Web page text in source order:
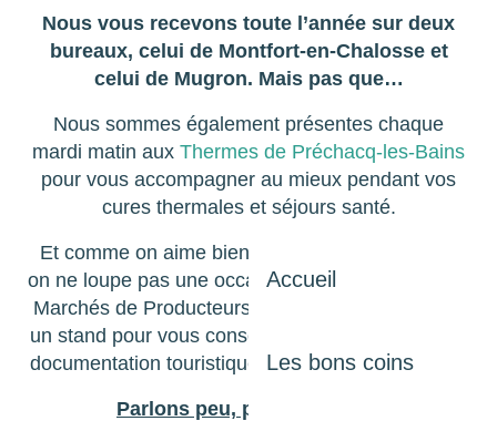
Accueil
Les bons coins
Nous vous recevons toute l’année sur deux
bureaux, celui de Montfort-en-Chalosse et
celui de Mugron. Mais pas que…
Nous sommes également présentes chaque
mardi matin aux Thermes de Préchacq-les-Bains
pour vous accompagner au mieux pendant vos
cures thermales et séjours santé.
Et comme on aime bien également faire la fête,
on ne loupe pas une occasion de se retrouver aux
Marchés de Producteurs de Pays l’été et de tenir
un stand pour vous conseiller et vous distribuer la
documentation touristique dont vous avez besoin.
Parlons peu, parlons bien…